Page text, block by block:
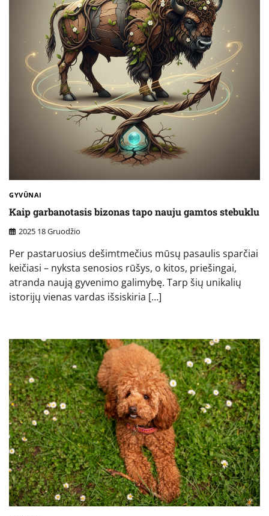
GYVŪNAI
Kaip garbanotasis bizonas tapo nauju gamtos stebuklu
2025 18 Gruodžio
Per pastaruosius dešimtmečius mūsų pasaulis sparčiai
keičiasi – nyksta senosios rūšys, o kitos, priešingai,
atranda naują gyvenimo galimybę. Tarp šių unikalių
istorijų vienas vardas išsiskiria […]